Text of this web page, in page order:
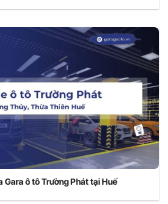
Gara ô tô Trường Phát tại Huế